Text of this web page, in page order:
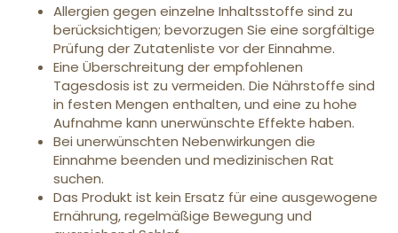
Allergien gegen einzelne Inhaltsstoffe sind zu
berücksichtigen; bevorzugen Sie eine sorgfältige
Prüfung der Zutatenliste vor der Einnahme.
Eine Überschreitung der empfohlenen
Tagesdosis ist zu vermeiden. Die Nährstoffe sind
in festen Mengen enthalten, und eine zu hohe
Aufnahme kann unerwünschte Effekte haben.
Bei unerwünschten Nebenwirkungen die
Einnahme beenden und medizinischen Rat
suchen.
Das Produkt ist kein Ersatz für eine ausgewogene
Ernährung, regelmäßige Bewegung und